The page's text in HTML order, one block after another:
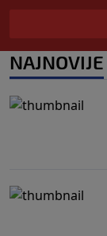
NAJNOVIJE